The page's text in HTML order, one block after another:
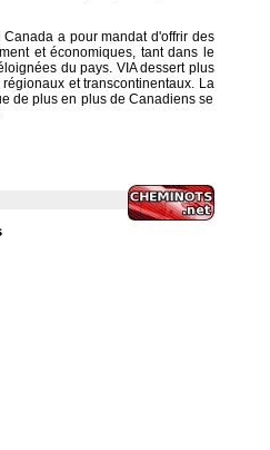
a pour mandat d'offrir des
et économiques, tant dans le
du pays. VIA dessert plus
et transcontinentaux. La
de plus en plus de Canadiens se